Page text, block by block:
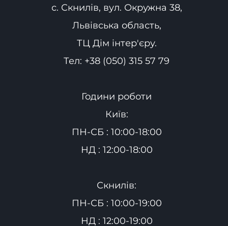
с. Скнилів, вул. Окружна 38,
Львівська область,
ТЦ Дім інтер'єру.
Тел: +38 (050) 315 57 79
Години роботи
Київ:
ПН-СБ : 10:00-18:00
НД : 12:00-18:00
Скнилів:
ПН-СБ : 10:00-19:00
НД : 12:00-19:00